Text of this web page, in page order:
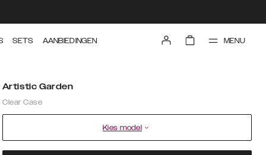
SETS AANBIEDINGEN MENU
Artistic Garden
Clear Case
Kies model